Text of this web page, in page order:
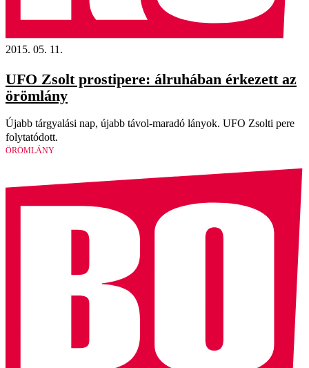
2015. 05. 11.
UFO Zsolt prostipere: álruhában érkezett az
örömlány
Újabb tárgyalási nap, újabb távol-maradó lányok. UFO Zsolti pere
folytatódott.
ÖRÖMLÁNY